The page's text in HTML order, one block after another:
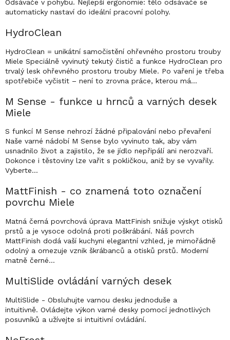
Odsávače v pohybu. Nejlepší ergonomie: tělo odsávače se
automaticky nastaví do ideální pracovní polohy.
HydroClean
HydroClean = unikátní samočistění ohřevného prostoru trouby
Miele Speciálně vyvinutý tekutý čistič a funkce HydroClean pro
trvalý lesk ohřevného prostoru trouby Miele. Po vaření je třeba
spotřebiče vyčistit – není to zrovna práce, kterou má…
M Sense - funkce u hrnců a varných desek
Miele
S funkcí M Sense nehrozí žádné připalování nebo převaření
Naše varné nádobí M Sense bylo vyvinuto tak, aby vám
usnadnilo život a zajistilo, že se jídlo nepřipálí ani nerozvaří.
Dokonce i těstoviny lze vařit s pokličkou, aniž by se vyvařily.
Vyberte…
MattFinish - co znamená toto označení
povrchu Miele
Matná černá povrchová úprava MattFinish snižuje výskyt otisků
prstů a je vysoce odolná proti poškrábání. Náš povrch
MattFinish dodá vaší kuchyni elegantní vzhled, je mimořádně
odolný a omezuje vznik škrábanců a otisků prstů. Moderní
matně černé…
MultiSlide ovládání varných desek
MultiSlide - Obsluhujte varnou desku jednoduše a
intuitivně. Ovládejte výkon varné desky pomocí jednotlivých
posuvníků a užívejte si intuitivní ovládání.